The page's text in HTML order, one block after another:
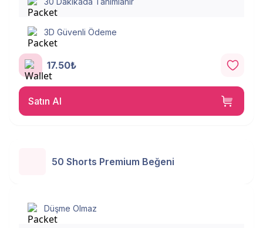
3D Güvenli Ödeme
17.50₺
Satın Al
50 Shorts Premium Beğeni
Düşme Olmaz